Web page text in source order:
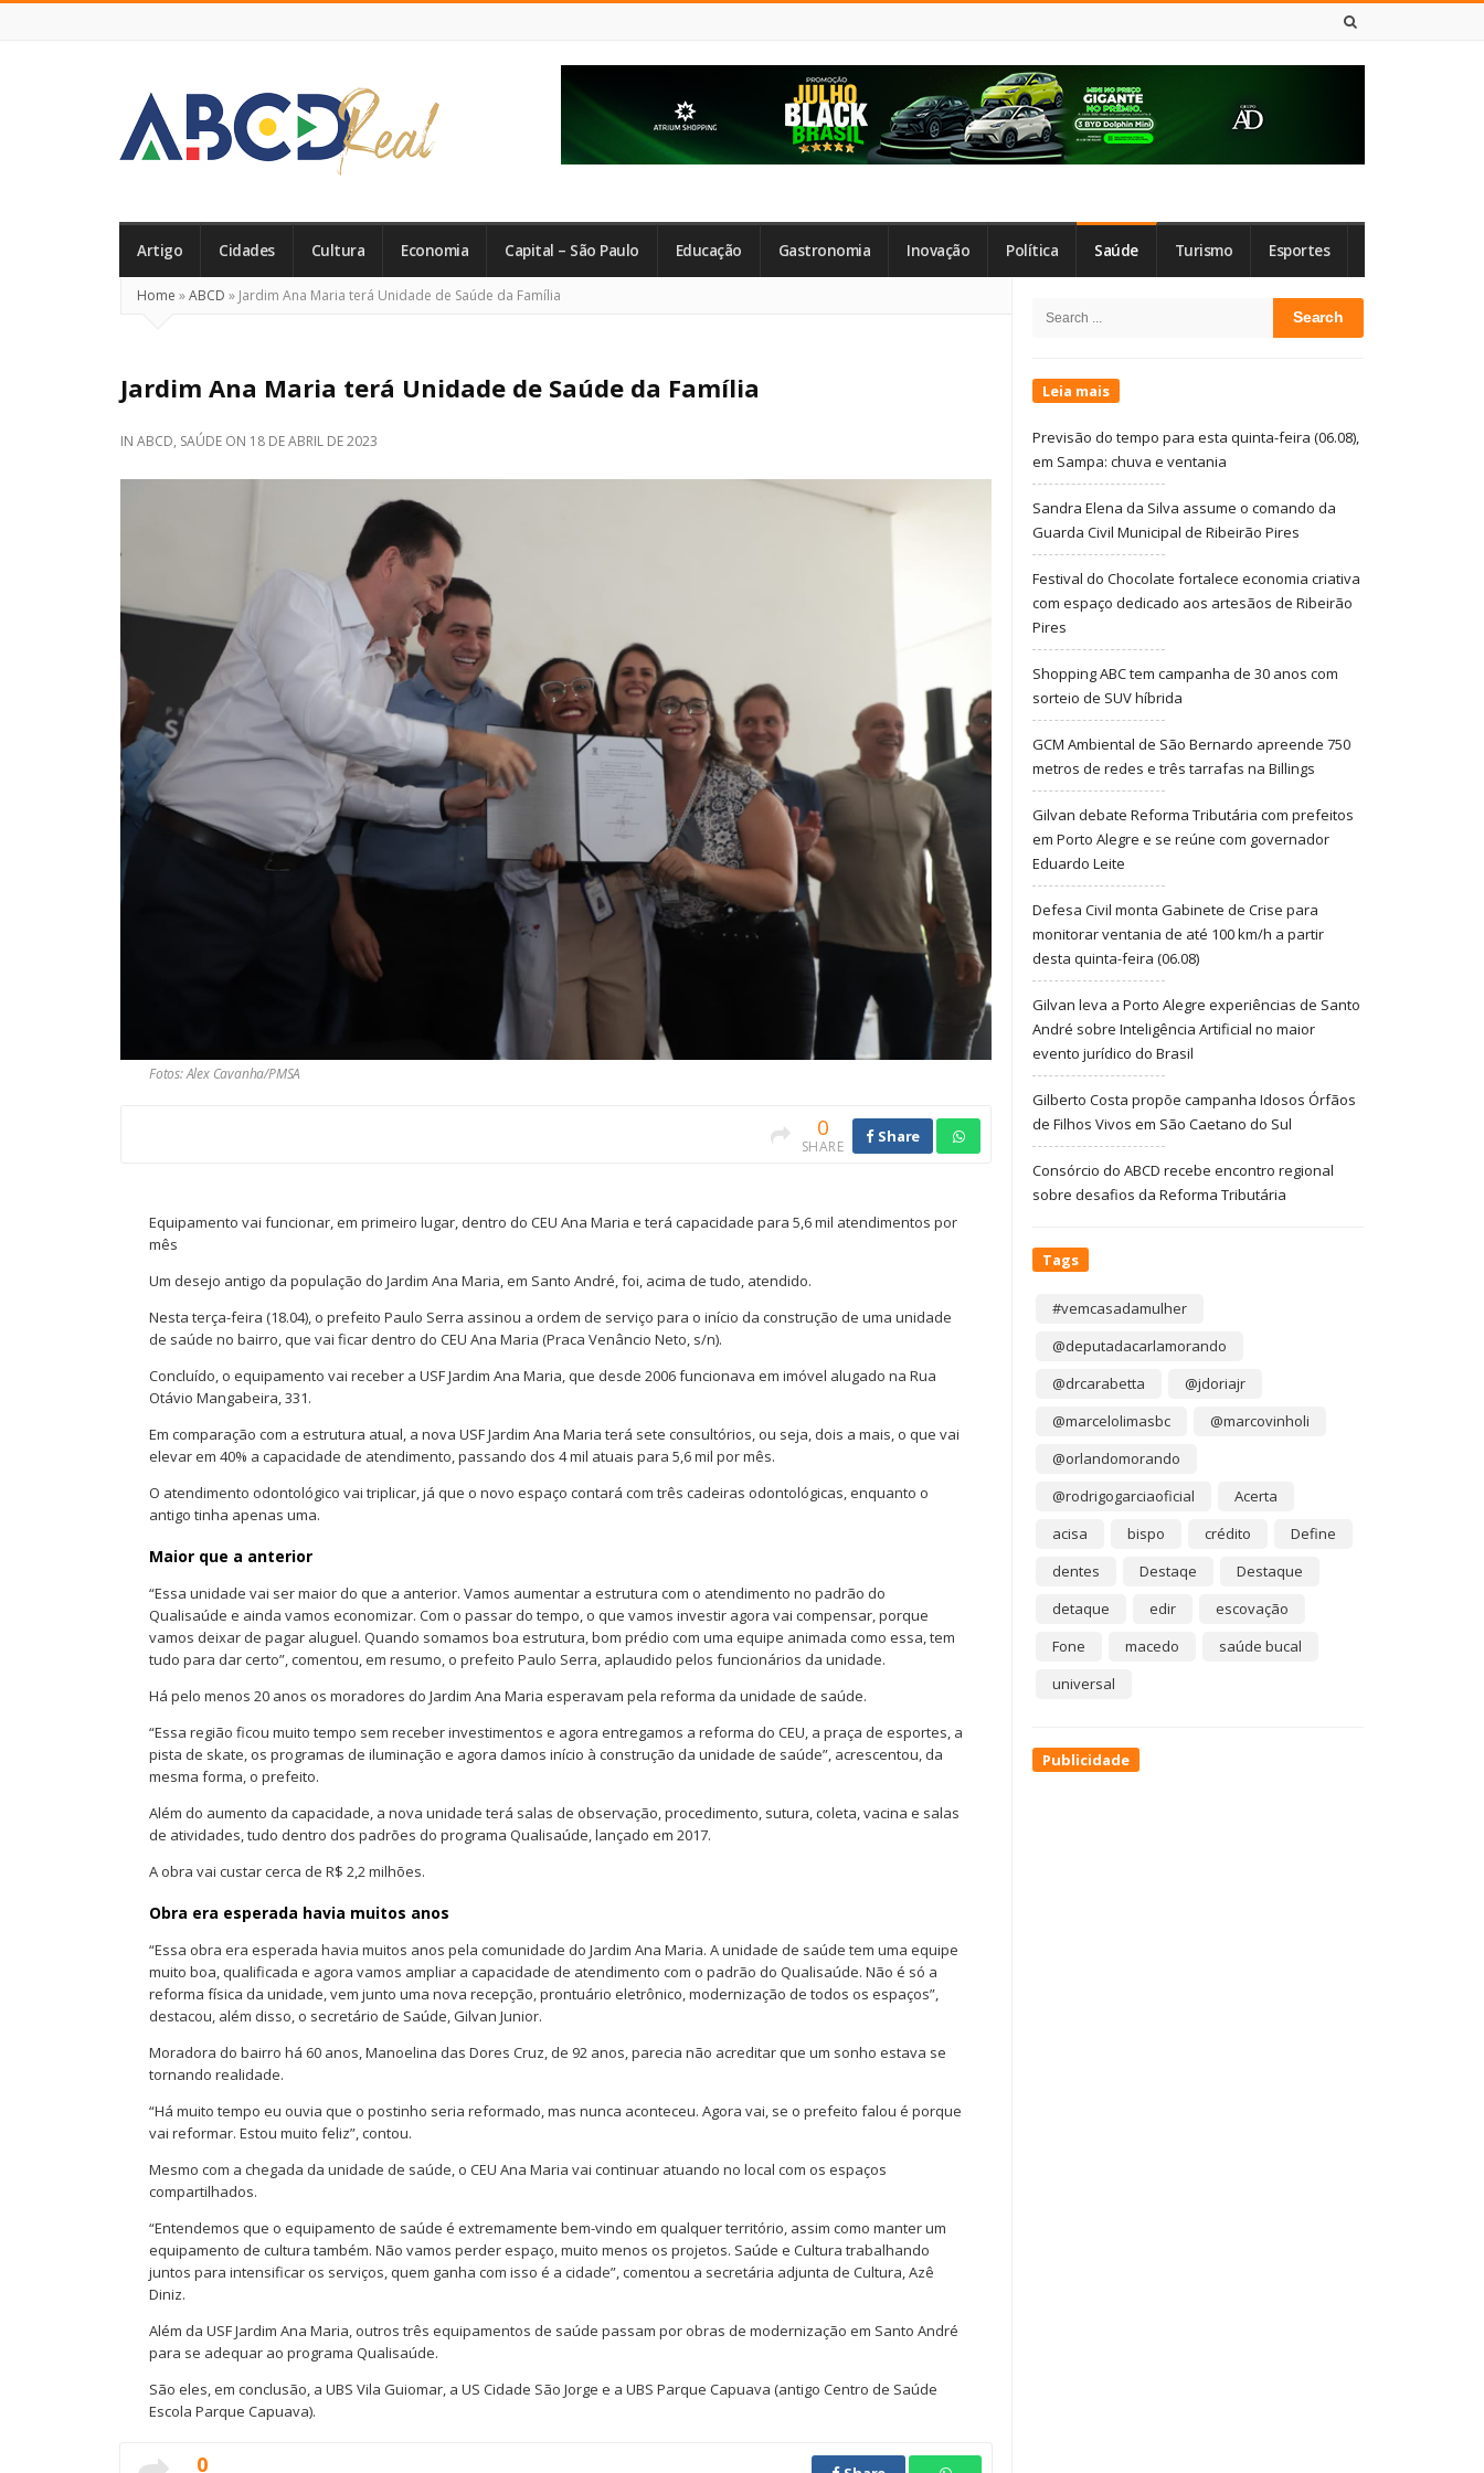
Real
Artigo Cidades Cultura Economia Capital – São Paulo Educação Gastronomia Inovação Política Saúde Turismo Esportes
Home »ABCD » Jardim Ana Maria terá Unidade de Saúde da Família
Jardim Ana Maria terá Unidade de Saúde da Família
IN ABCD, SAÚDE ON 18 DE ABRIL DE 2023
Fotos: Alex Cavanha/PMSA
0
SHARE
Share
Equipamento vai funcionar, em primeiro lugar, dentro do CEU Ana Maria e terá capacidade para 5,6 mil atendimentos por
mês
Um desejo antigo da população do Jardim Ana Maria, em Santo André, foi, acima de tudo, atendido.
Nesta terça-feira (18.04), o prefeito Paulo Serra assinou a ordem de serviço para o início da construção de uma unidade
de saúde no bairro, que vai ficar dentro do CEU Ana Maria (Praca Venâncio Neto, s/n).
Concluído, o equipamento vai receber a USF Jardim Ana Maria, que desde 2006 funcionava em imóvel alugado na Rua
Otávio Mangabeira, 331.
Em comparação com a estrutura atual, a nova USF Jardim Ana Maria terá sete consultórios, ou seja, dois a mais, o que vai
elevar em 40% a capacidade de atendimento, passando dos 4 mil atuais para 5,6 mil por mês.
O atendimento odontológico vai triplicar, já que o novo espaço contará com três cadeiras odontológicas, enquanto o
antigo tinha apenas uma.
Maior que a anterior
“Essa unidade vai ser maior do que a anterior. Vamos aumentar a estrutura com o atendimento no padrão do
Qualisaúde e ainda vamos economizar. Com o passar do tempo, o que vamos investir agora vai compensar, porque
vamos deixar de pagar aluguel. Quando somamos boa estrutura, bom prédio com uma equipe animada como essa, tem
tudo para dar certo”, comentou, em resumo, o prefeito Paulo Serra, aplaudido pelos funcionários da unidade.
Há pelo menos 20 anos os moradores do Jardim Ana Maria esperavam pela reforma da unidade de saúde.
“Essa região ficou muito tempo sem receber investimentos e agora entregamos a reforma do CEU, a praça de esportes, a
pista de skate, os programas de iluminação e agora damos início à construção da unidade de saúde”, acrescentou, da
mesma forma, o prefeito.
Além do aumento da capacidade, a nova unidade terá salas de observação, procedimento, sutura, coleta, vacina e salas
de atividades, tudo dentro dos padrões do programa Qualisaúde, lançado em 2017.
A obra vai custar cerca de R$ 2,2 milhões.
Obra era esperada havia muitos anos
“Essa obra era esperada havia muitos anos pela comunidade do Jardim Ana Maria. A unidade de saúde tem uma equipe
muito boa, qualificada e agora vamos ampliar a capacidade de atendimento com o padrão do Qualisaúde. Não é só a
reforma física da unidade, vem junto uma nova recepção, prontuário eletrônico, modernização de todos os espaços”,
destacou, além disso, o secretário de Saúde, Gilvan Junior.
Moradora do bairro há 60 anos, Manoelina das Dores Cruz, de 92 anos, parecia não acreditar que um sonho estava se
tornando realidade.
“Há muito tempo eu ouvia que o postinho seria reformado, mas nunca aconteceu. Agora vai, se o prefeito falou é porque
vai reformar. Estou muito feliz”, contou.
Mesmo com a chegada da unidade de saúde, o CEU Ana Maria vai continuar atuando no local com os espaços
compartilhados.
“Entendemos que o equipamento de saúde é extremamente bem-vindo em qualquer território, assim como manter um
equipamento de cultura também. Não vamos perder espaço, muito menos os projetos. Saúde e Cultura trabalhando
juntos para intensificar os serviços, quem ganha com isso é a cidade”, comentou a secretária adjunta de Cultura, Azê
Diniz.
Além da USF Jardim Ana Maria, outros três equipamentos de saúde passam por obras de modernização em Santo André
para se adequar ao programa Qualisaúde.
São eles, em conclusão, a UBS Vila Guiomar, a US Cidade São Jorge e a UBS Parque Capuava (antigo Centro de Saúde
Escola Parque Capuava).
0
Sidebar
Search
Leia mais
Previsão do tempo para esta quinta-feira (06.08),
em Sampa: chuva e ventania
Sandra Elena da Silva assume o comando da
Guarda Civil Municipal de Ribeirão Pires
Festival do Chocolate fortalece economia criativa
com espaço dedicado aos artesãos de Ribeirão
Pires
Shopping ABC tem campanha de 30 anos com
sorteio de SUV híbrida
GCM Ambiental de São Bernardo apreende 750
metros de redes e três tarrafas na Billings
Gilvan debate Reforma Tributária com prefeitos
em Porto Alegre e se reúne com governador
Eduardo Leite
Defesa Civil monta Gabinete de Crise para
monitorar ventania de até 100 km/h a partir
desta quinta-feira (06.08)
Gilvan leva a Porto Alegre experiências de Santo
André sobre Inteligência Artificial no maior
evento jurídico do Brasil
Gilberto Costa propõe campanha Idosos Órfãos
de Filhos Vivos em São Caetano do Sul
Consórcio do ABCD recebe encontro regional
sobre desafios da Reforma Tributária
Tags
#vemcasadamulher
@deputadacarlamorando
@drcarabetta
@jdoriajr
@marcelolimasbc
@marcovinholi
@orlandomorando
@rodrigogarciaoficial
Acerta
acisa
bispo crédito
Define
dentes
Destaqe
Destaque
detaque
edir
escovação
Fone
macedo
saúde bucal
universal
Publicidade